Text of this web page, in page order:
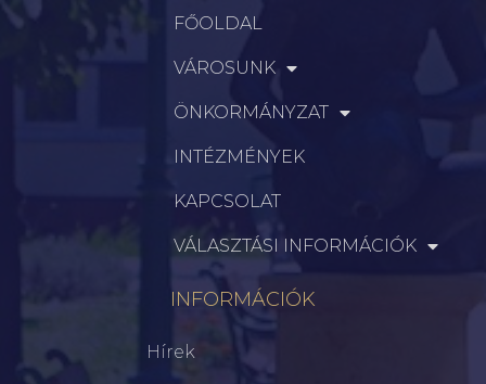
FŐOLDAL
VÁROSUNK
ÖNKORMÁNYZAT
INTÉZMÉNYEK
KAPCSOLAT
VÁLASZTÁSI INFORMÁCIÓK
INFORMÁCIÓK
Hírek